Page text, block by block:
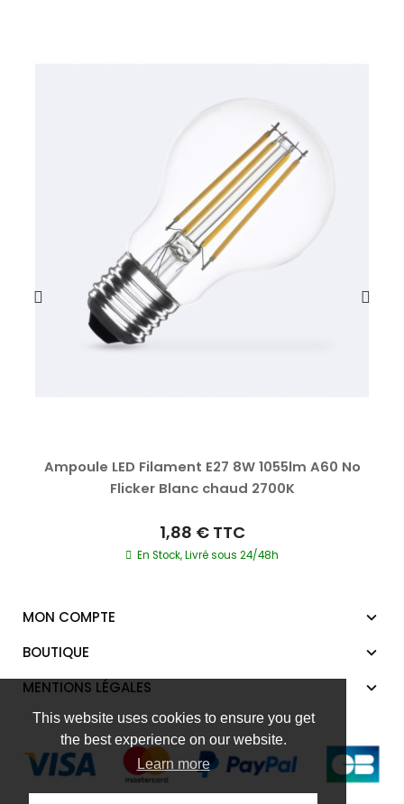
This website uses cookies to ensure you get
the best experience on our website.
Learn more
Ampoule LED Filament E27 8W 1055lm A60 No
Flicker Blanc chaud 2700K
1,88 € TTC
En Stock, Livré sous 24/48h
MON COMPTE
BOUTIQUE
MENTIONS LÉGALES